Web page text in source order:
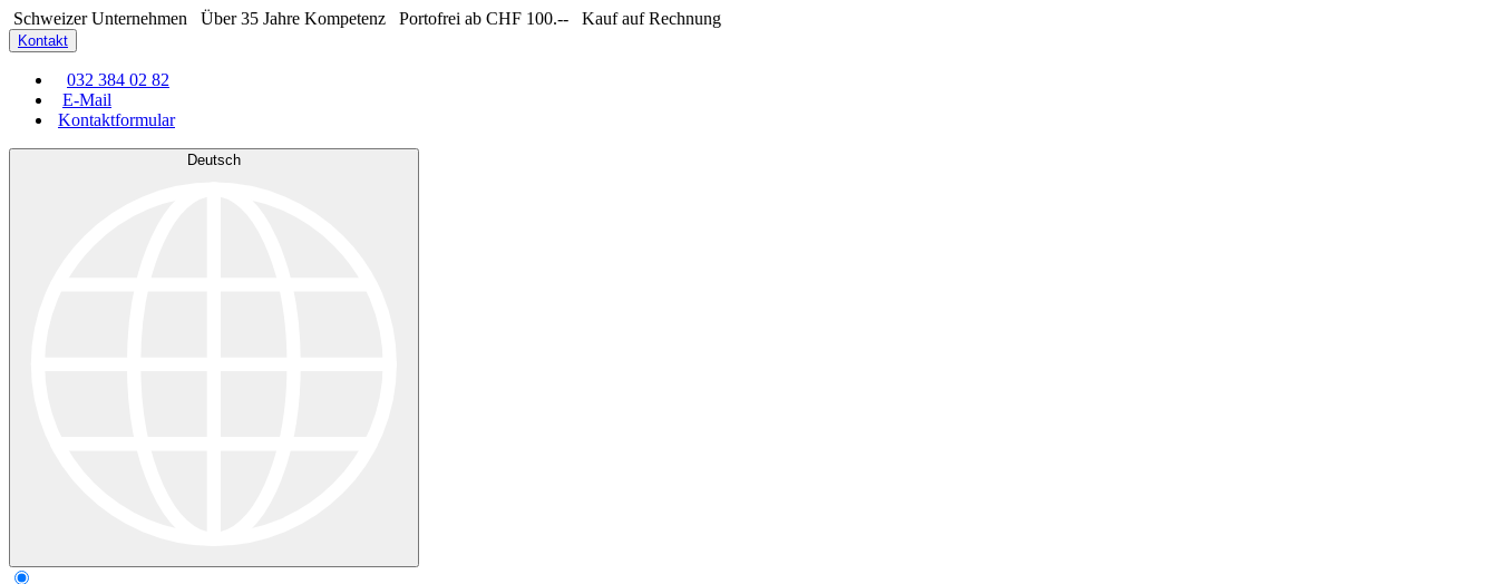
Schweizer Unternehmen Über 35 Jahre Kompetenz Portofrei ab CHF 100.-- Kauf auf Rechnung
Kontakt
032 384 02 82
E-Mail
Kontaktformular
Deutsch